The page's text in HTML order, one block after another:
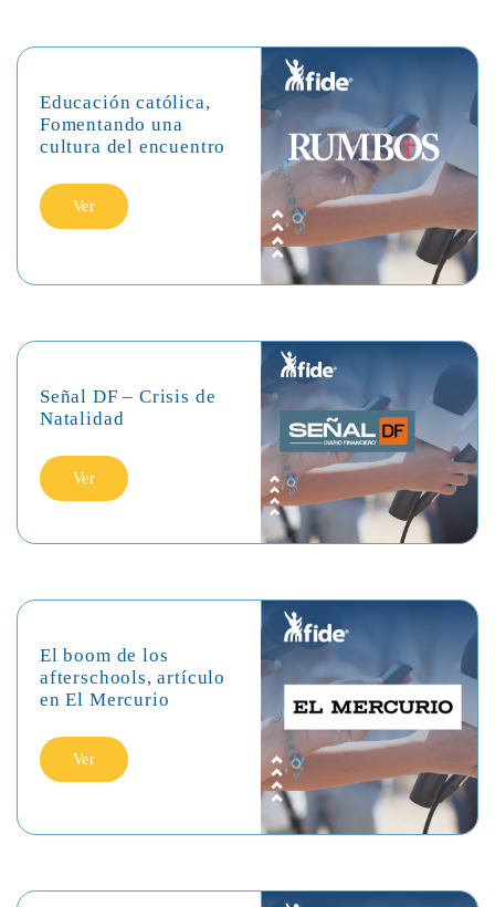
Educación católica,
Fomentando una
cultura del encuentro
Ver
Señal DF – Crisis de
Natalidad
Ver
El boom de los
afterschools, artículo
en El Mercurio
Ver